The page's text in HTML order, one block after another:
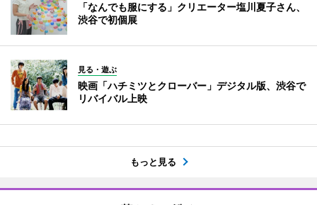
「なんでも服にする」クリエーター塩川夏子さん、
渋谷で初個展
見る・遊ぶ
映画「ハチミツとクローバー」デジタル版、渋谷で
リバイバル上映
もっと見る